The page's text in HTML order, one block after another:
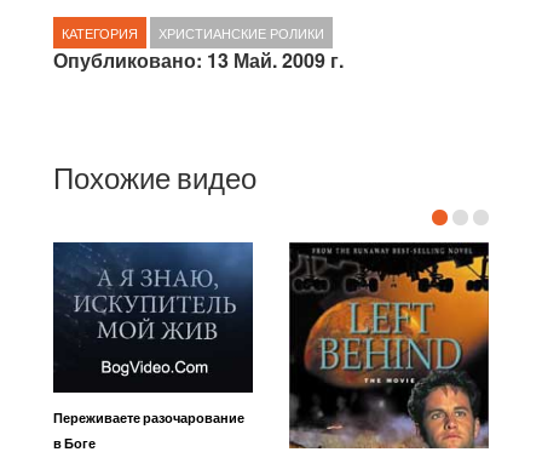
КАТЕГОРИЯ ХРИСТИАНСКИЕ РОЛИКИ
Опубликовано: 13 Май. 2009 г.
Похожие видео
Переживаете разочарование
в Боге